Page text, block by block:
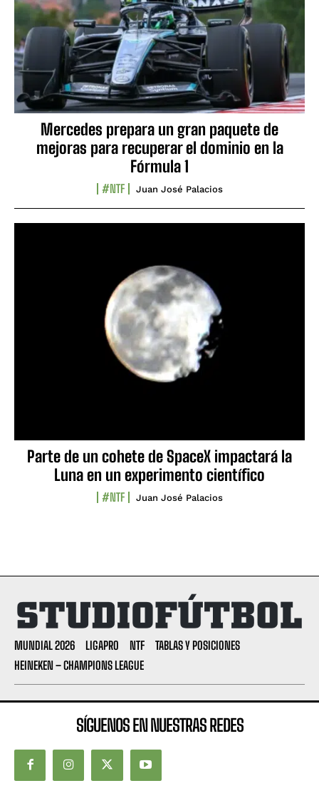
Mercedes prepara un gran paquete de
mejoras para recuperar el dominio en la
Fórmula 1
#NTF Juan José Palacios
Parte de un cohete de SpaceX impactará la
Luna en un experimento científico
#NTF Juan José Palacios
MUNDIAL 2026 LIGAPRO NTF
TABLAS Y POSICIONES
HEINEKEN – CHAMPIONS LEAGUE
SÍGUENOS EN NUESTRAS REDES